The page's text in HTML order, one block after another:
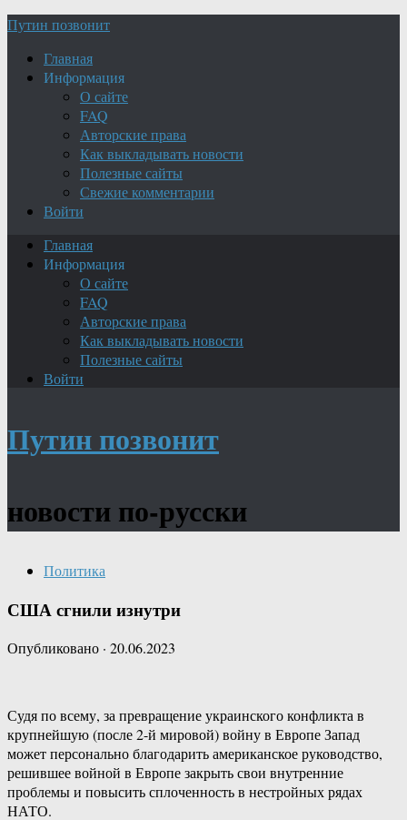
Путин позвонит
Главная
Информация
О сайте
FAQ
Авторские права
Как выкладывать новости
Полезные сайты
Свежие комментарии
Войти
Главная
Информация
О сайте
FAQ
Авторские права
Как выкладывать новости
Полезные сайты
Войти
Путин позвонит
новости по-русски
Политика
США сгнили изнутри
Опубликовано · 20.06.2023
Судя по всему, за превращение украинского конфликта в
крупнейшую (после 2-й мировой) войну в Европе Запад
может персонально благодарить американское руководство,
решившее войной в Европе закрыть свои внутренние
проблемы и повысить сплоченность в нестройных рядах
НАТО.